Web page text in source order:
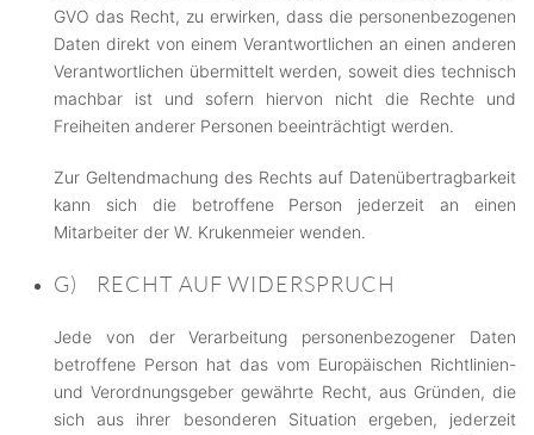
GVO das Recht, zu erwirken, dass die personenbezogenen
Daten direkt von einem Verantwortlichen an einen anderen
Verantwortlichen übermittelt werden, soweit dies technisch
machbar ist und sofern hiervon nicht die Rechte und
Freiheiten anderer Personen beeinträchtigt werden.
Zur Geltendmachung des Rechts auf Datenübertragbarkeit
kann sich die betroffene Person jederzeit an einen
Mitarbeiter der W. Krukenmeier wenden.
G) RECHT AUF WIDERSPRUCH
Jede von der Verarbeitung personenbezogener Daten
betroffene Person hat das vom Europäischen Richtlinien-
und Verordnungsgeber gewährte Recht, aus Gründen, die
sich aus ihrer besonderen Situation ergeben, jederzeit